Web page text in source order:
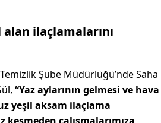
ilaçlamalarını
Şube Müdürlüğü’nde Saha
“Yaz aylarının gelmesi ve hava
yeşil aksam ilaçlama